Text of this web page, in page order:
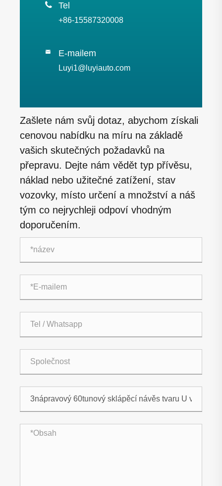
 Tel
+86-15587320008
 E-mailem
Luyi1@luyiauto.com
Zašlete nám svůj dotaz, abychom získali
cenovou nabídku na míru na základě
vašich skutečných požadavků na
přepravu. Dejte nám vědět typ přívěsu,
náklad nebo užitečné zatížení, stav
vozovky, místo určení a množství a náš
tým co nejrychleji odpoví vhodným
doporučením.